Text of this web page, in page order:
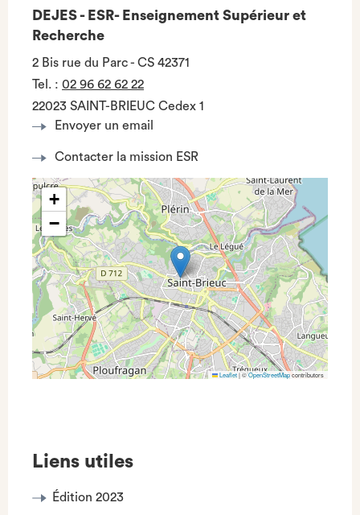
DEJES - ESR- Enseignement Supérieur et
Recherche
2 Bis rue du Parc - CS 42371
Tel. : 02 96 62 62 22
22023 SAINT-BRIEUC Cedex 1
Envoyer un email
Contacter la mission ESR
+
−
Leaflet|©OpenStreetMapcontributors
Liens utiles
Édition 2023